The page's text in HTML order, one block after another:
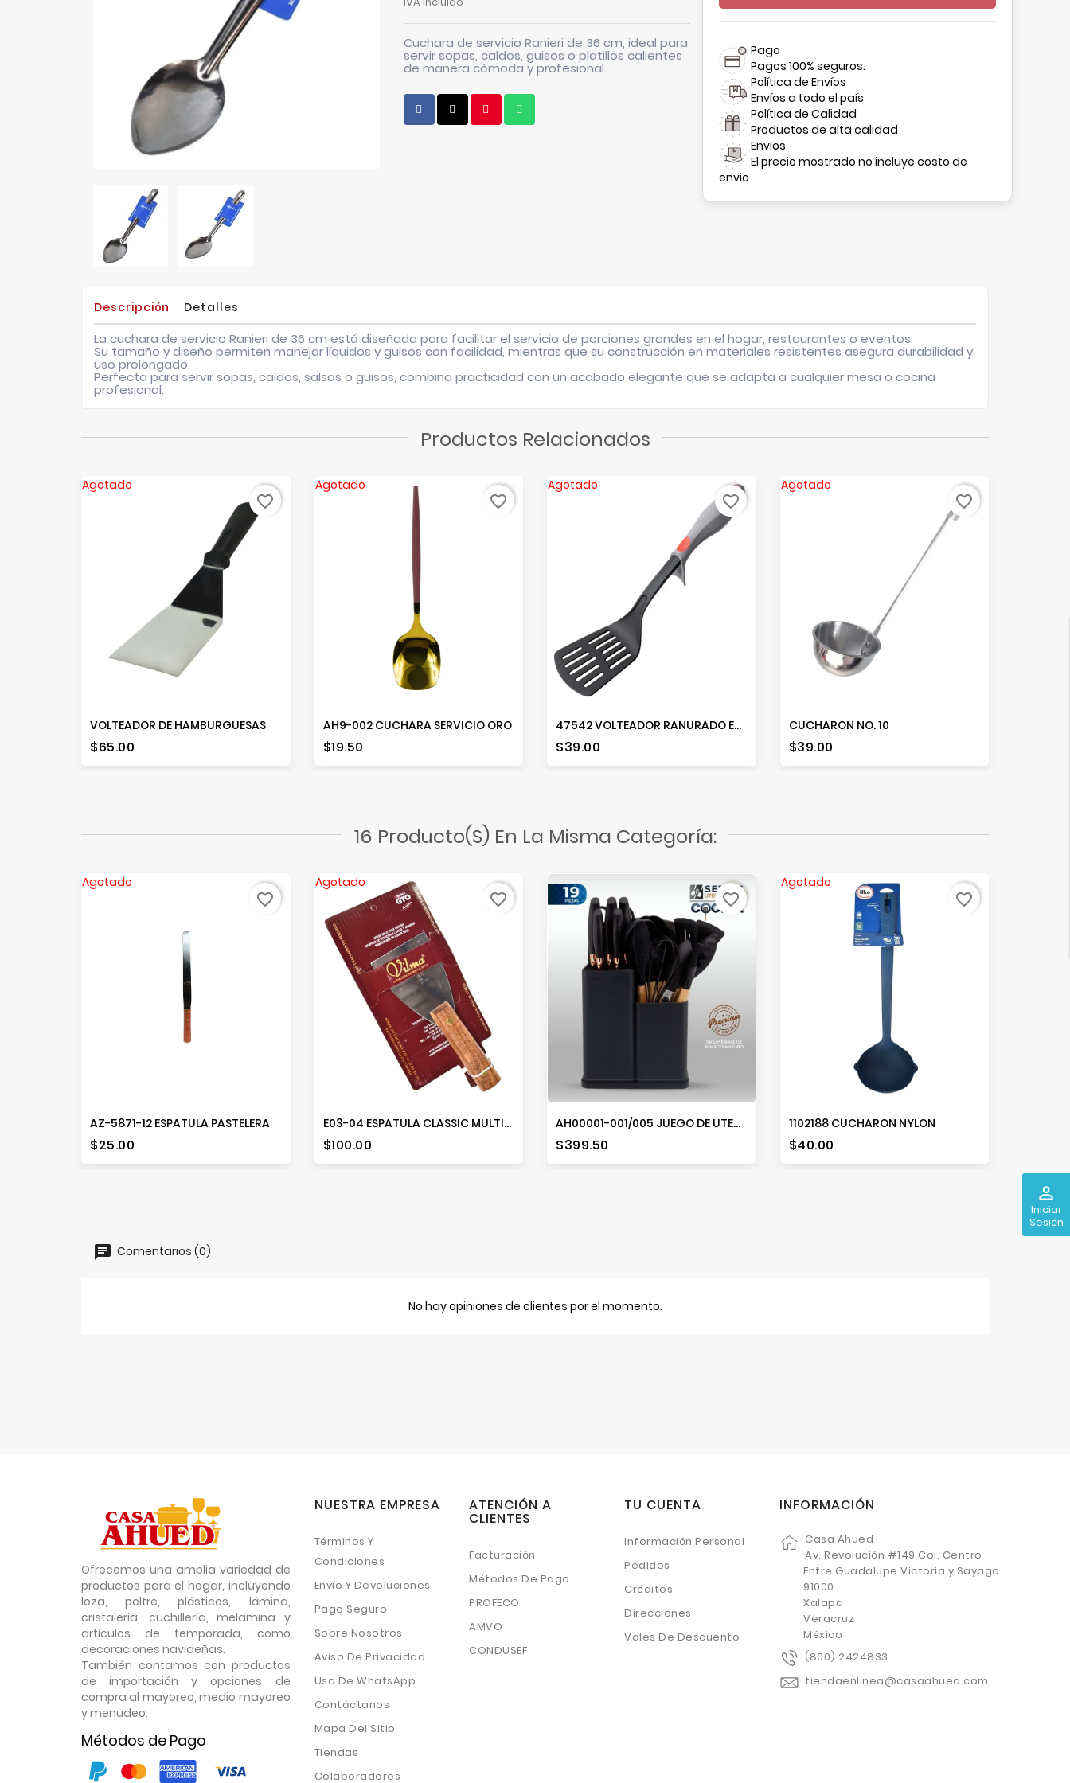
perm_identity
Iniciar
Sesión
Cuchara de servicio Ranieri de 36 cm, ideal para
servir sopas, caldos, guisos o platillos calientes
de manera cómoda y profesional.
Pago
Pagos 100% seguros.
Política de Envíos
Envíos a todo el país
Política de Calidad
Productos de alta calidad
Envios
El precio mostrado no incluye costo de
envio
Descripción Detalles
La cuchara de servicio Ranieri de 36 cm está diseñada para facilitar el servicio de porciones grandes en el hogar, restaurantes o eventos.
Su tamaño y diseño permiten manejar líquidos y guisos con facilidad, mientras que su construcción en materiales resistentes asegura durabilidad y
uso prolongado.
Perfecta para servir sopas, caldos, salsas o guisos, combina practicidad con un acabado elegante que se adapta a cualquier mesa o cocina
profesional.
Productos Relacionados
Agotado
VOLTEADOR DE HAMBURGUESAS
Precio
$65.00
favorite_border
Agotado
AH9-002 CUCHARA SERVICIO ORO
Precio
$19.50
favorite_border
Agotado
47542 VOLTEADOR RANURADO EVOLUTION
Precio
$39.00
favorite_border
Agotado
CUCHARON NO. 10
Precio
$39.00
favorite_border
16 Producto(s) En La Misma Categoría:
Agotado
AZ-5871-12 ESPATULA PASTELERA
Precio
$25.00
favorite_border
Agotado
E03-04 ESPATULA CLASSIC MULTIUSOS
Precio
$100.00
favorite_border
AH00001-001/005 JUEGO DE UTENSILIOS 19PZ COLORES
Precio
$399.50
favorite_border
Agotado
1102188 CUCHARON NYLON
Precio
$40.00
favorite_border
Comentarios (0)
No hay opiniones de clientes por el momento.
Ofrecemos una amplia variedad de
productos para el hogar, incluyendo
loza, peltre, plásticos, lámina,
cristalería, cuchillería, melamina y
artículos de temporada, como
decoraciones navideñas.
También contamos con productos
de importación y opciones de
compra al mayoreo, medio mayoreo
y menudeo.
Métodos de Pago
NUESTRA EMPRESA
Términos Y
Condiciones
Envío Y Devoluciones
Pago Seguro
Sobre Nosotros
Aviso De Privacidad
Uso De WhatsApp
Contáctanos
Mapa Del Sitio
Tiendas
Colaboradores
ATENCIÓN A
CLIENTES
Facturación
Métodos De Pago
PROFECO
AMVO
CONDUSEF
TU CUENTA
Información Personal
Pedidos
Créditos
Direcciones
Vales De Descuento
INFORMACIÓN
Casa Ahued
Av. Revolución #149 Col. Centro
Entre Guadalupe Victoria y Sayago
91000
Xalapa
Veracruz
México
(800) 2424833
tiendaenlinea@casaahued.com